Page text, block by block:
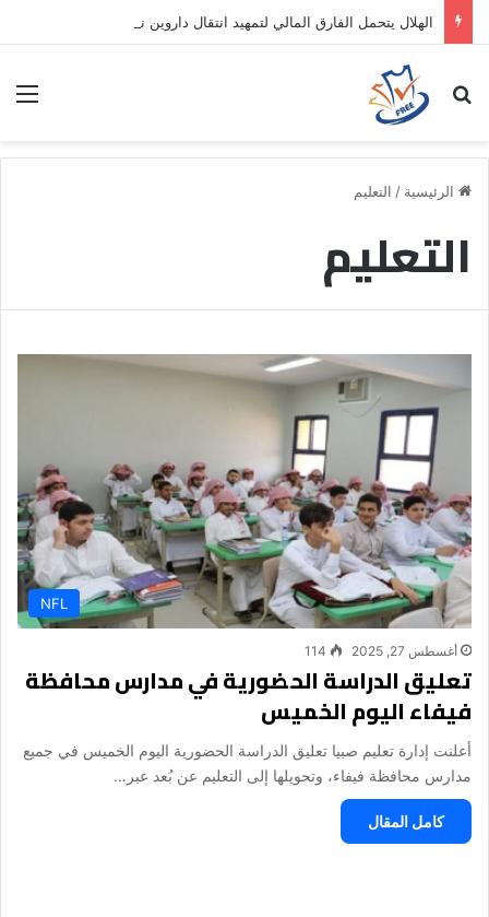
بحث عن
الرئيسية / التعليم
التعليم
NFL
أغسطس 27, 2025 114
تعليق الدراسة الحضورية في مدارس محافظة
فيفاء اليوم الخميس
أعلنت إدارة تعليم صبيا تعليق الدراسة الحضورية اليوم الخميس في جميع
مدارس محافظة فيفاء، وتحويلها إلى التعليم عن بُعد عبر…
كامل المقال